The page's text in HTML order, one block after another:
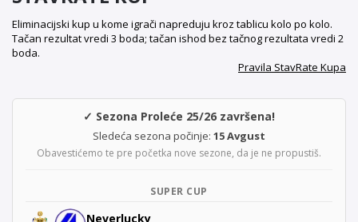
Eliminacijski kup u kome igrači napreduju kroz tablicu kolo po kolo.
Tačan rezultat vredi 3 boda; tačan ishod bez tačnog rezultata vredi 2
boda.
Pravila StavRate Kupa
✓ Sezona Proleće 25/26 završena!
Sledeća sezona počinje: 15 Avgust
Obavestićemo te pre početka nove sezone, da je ne propustiš.
SUPER CUP
Neverlucky